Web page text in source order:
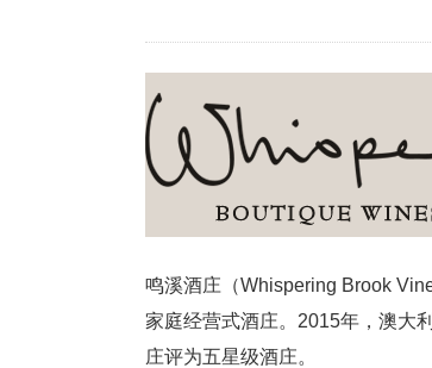
鸣溪酒庄（Whispering Brook
家庭经营式酒庄。2015年，澳大
庄评为五星级酒庄。